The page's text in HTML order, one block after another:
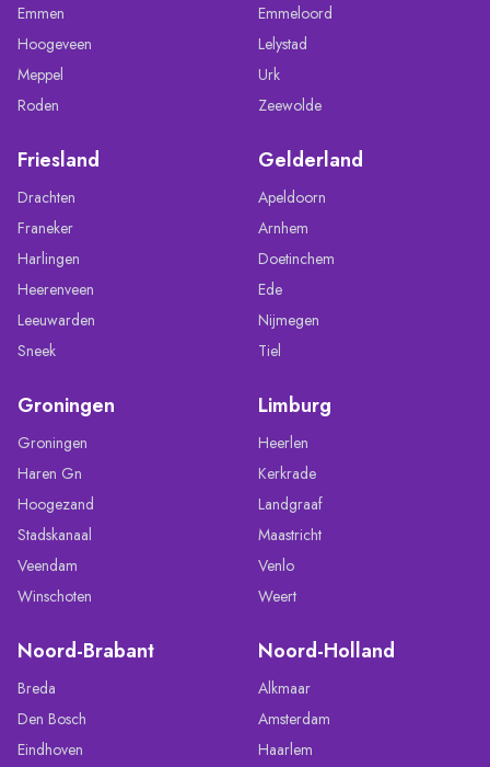
Emmen
Hoogeveen
Meppel
Roden
Emmeloord
Lelystad
Urk
Zeewolde
Friesland
Drachten
Franeker
Harlingen
Heerenveen
Leeuwarden
Sneek
Gelderland
Apeldoorn
Arnhem
Doetinchem
Ede
Nijmegen
Tiel
Groningen
Groningen
Haren Gn
Hoogezand
Stadskanaal
Veendam
Winschoten
Limburg
Heerlen
Kerkrade
Landgraaf
Maastricht
Venlo
Weert
Noord-Brabant
Breda
Den Bosch
Eindhoven
Noord-Holland
Alkmaar
Amsterdam
Haarlem